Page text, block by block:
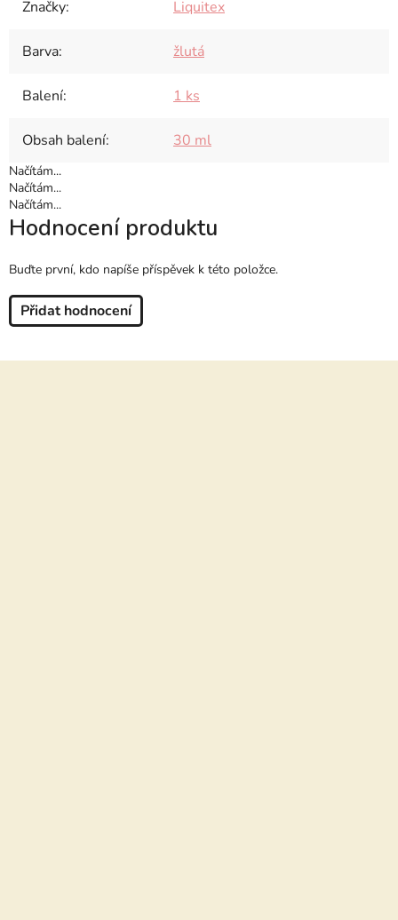
Značky: Liquitex
Barva: žlutá
Balení: 1 ks
Obsah balení: 30 ml
Načítám...
Načítám...
Načítám...
Hodnocení produktu
Buďte první, kdo napíše příspěvek k této položce.
Přidat hodnocení